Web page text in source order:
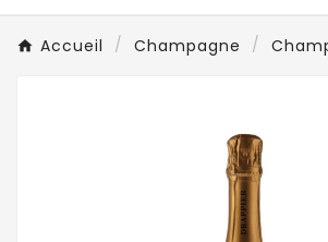
Accueil Champagne